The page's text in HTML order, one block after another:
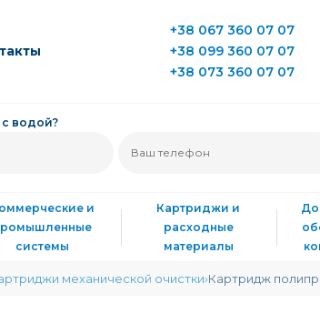
+38 067 360 07 07
+38 099 360 07 07
+38 073 360 07 07
водой?
и
системы
Картриджи и
расходные
материалы
механической очистки Картридж